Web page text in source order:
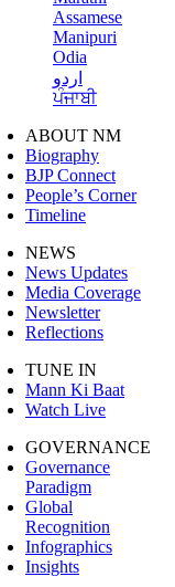
Assamese
Manipuri
Odia
اردو
ਪੰਜਾਬੀ
ABOUT NM
Biography
BJP Connect
People’s Corner
Timeline
NEWS
News Updates
Media Coverage
Newsletter
Reflections
TUNE IN
Mann Ki Baat
Watch Live
GOVERNANCE
Governance
Paradigm
Global
Recognition
Infographics
Insights